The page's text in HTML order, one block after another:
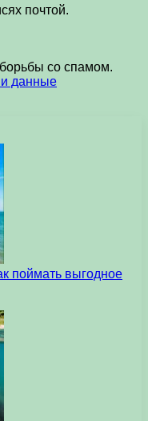
почтой.
со спамом.
данные
поймать выгодное